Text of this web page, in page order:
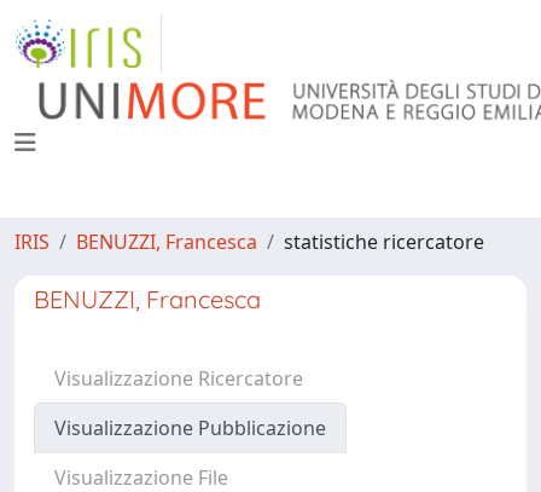
IRIS BENUZZI, Francesca statistiche ricercatore
BENUZZI, Francesca
Visualizzazione Ricercatore
Visualizzazione Pubblicazione
Visualizzazione File